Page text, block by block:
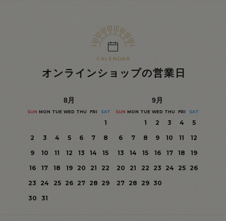
オンラインショップの営業日
8月
SUN MON TUE WED THU FRI SAT
1
2
3 4 5 6 7
8
9
10 11 12 13 14
15
16
17 18 19 20 21
22
23
24 25 26 27 28 29
30
31
9月
SUN MON TUE WED THU FRI SAT
1 2 3 4
5
6
7 8 9 10 11
12
13
14 15 16 17 18
19
20
21 22 23 24 25
26
27 28 29 30